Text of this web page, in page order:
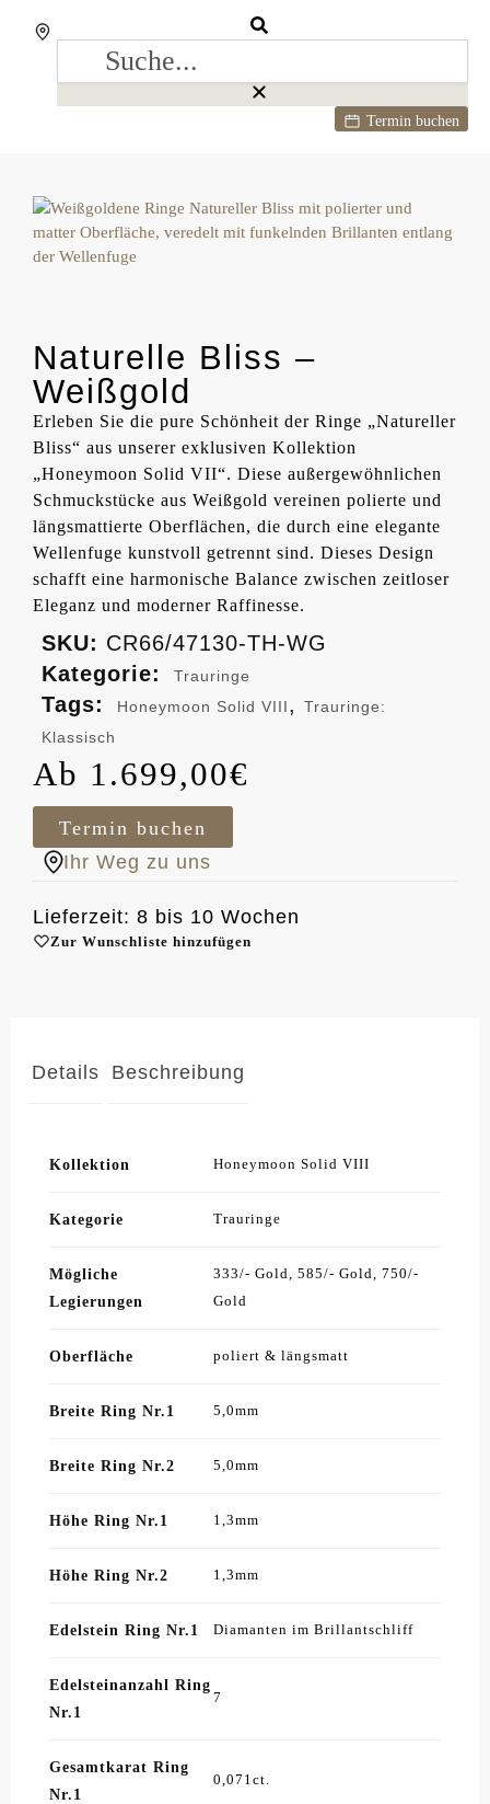
Termin buchen
Naturelle Bliss –
Weißgold
Erleben Sie die pure Schönheit der Ringe „Natureller
Bliss“ aus unserer exklusiven Kollektion
„Honeymoon Solid VII“. Diese außergewöhnlichen
Schmuckstücke aus Weißgold vereinen polierte und
längsmattierte Oberflächen, die durch eine elegante
Wellenfuge kunstvoll getrennt sind. Dieses Design
schafft eine harmonische Balance zwischen zeitloser
Eleganz und moderner Raffinesse.
SKU: CR66/47130-TH-WG
Kategorie:
Trauringe
Tags: Honeymoon Solid VIII,
Trauringe:
Klassisch
1.699,00€
Termin buchen
Ihr Weg zu uns
Lieferzeit: 8 bis 10 Wochen
Zur Wunschliste hinzufügen
Details Beschreibung
Kollektion Honeymoon Solid VIII
Kategorie Trauringe
Mögliche
Legierungen
333/- Gold, 585/- Gold, 750/-
Gold
Oberfläche poliert & längsmatt
Breite Ring Nr.1 5,0mm
Breite Ring Nr.2 5,0mm
Höhe Ring Nr.1 1,3mm
Höhe Ring Nr.2 1,3mm
Edelstein Ring Nr.1 Diamanten im Brillantschliff
Edelsteinanzahl Ring
Nr.1
7
Gesamtkarat Ring
Nr.1
0,071ct.